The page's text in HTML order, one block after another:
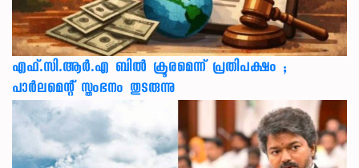
എഫ്.സി.ആർ.എ ബിൽ ക്രൂരമെന്ന് പ്രതിപക്ഷം ;
പാർലമെന്റ് സ്തംഭനം തുടരുന്നു